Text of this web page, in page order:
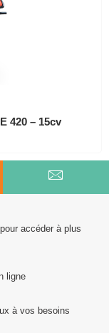
420 – 15cv
accéder à plus
ligne
à vos besoins